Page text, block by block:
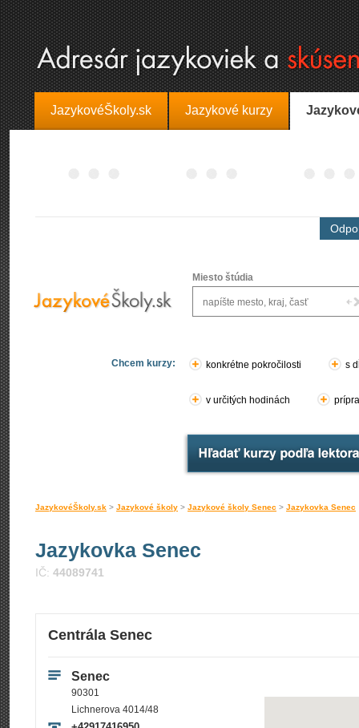
JazykovéŠkoly.sk Jazykové kurzy
Miesto štúdia
Chcem kurzy: konkrétne pokročilosti s
v určitých hodinách
JazykovéŠkoly.sk > Jazykové školy > Jazykové školy Senec > Jazykovka Senec
Jazykovka Senec
IČ: 44089741
Centrála Senec
Senec
90301
Lichnerova 4014/48